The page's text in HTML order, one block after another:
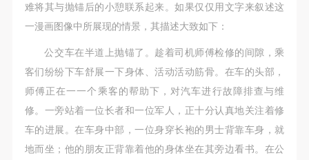
难将其与抛锚后的小憩联系起来。如果仅仅用文字来叙述这
一漫画图像中所展现的情景，其描述大致如下：
公交车在半道上抛锚了。趁着司机师傅检修的间隙，乘
客们纷纷下车舒展一下身体、活动活动筋骨。在车的头部，
师傅正在一一个乘客的帮助下，对汽车进行故障排查与维
修。一旁站着一位长者和一位军人，正十分认真地关注着修
车的进展。在车身中部，一位身穿长袍的男士背靠车身，就
地而坐；他的朋友正背靠着他的身体坐在其旁边看书。在公